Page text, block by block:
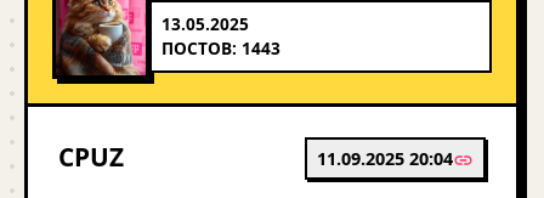
13.05.2025
ПОСТОВ: 1443
CPUZ 11.09.2025 20:04